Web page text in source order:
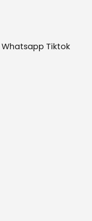
Whatsapp Tiktok